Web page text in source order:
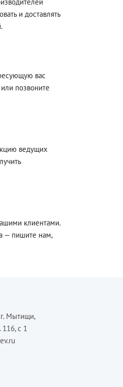
и доставлять
вас
позвоните
ведущих
клиентами.
— пишите нам,
Мытищи,
с 1